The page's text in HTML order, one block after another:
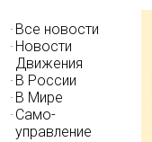
Все новости
Новости
Движения
В России
В Мире
Само-
управление